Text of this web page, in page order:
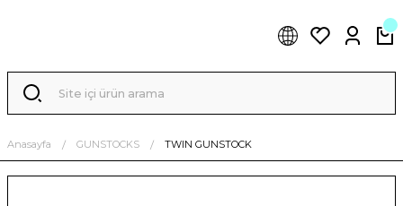
Anasayfa GUNSTOCKS TWIN GUNSTOCK